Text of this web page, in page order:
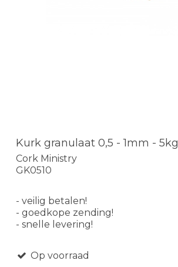
Kurk granulaat 0,5 - 1mm - 5kg
Cork Ministry
GK0510
- veilig betalen!
- goedkope zending!
- snelle levering!
Op voorraad